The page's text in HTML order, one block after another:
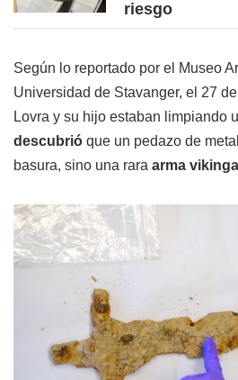
riesgo
Según lo reportado por el Museo
Universidad de Stavanger, el 27
Lovra y su hijo estaban limpiando
descubrió que un pedazo de
basura, sino una rara arma